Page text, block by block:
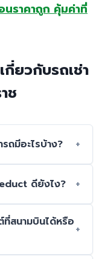
นราคาถูก คุ้มค่าที่
ยวกับรถเช่า
ช
รถมีอะไรบ้าง?
ดียังไง?
ที่สนามบินได้หรือ